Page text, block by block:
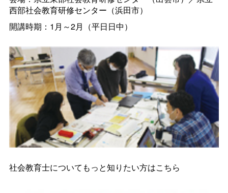
西部社会教育研修センター（浜田市）
開講時期：1月～2月（平日日中）
社会教育士についてもっと知りたい方はこちら